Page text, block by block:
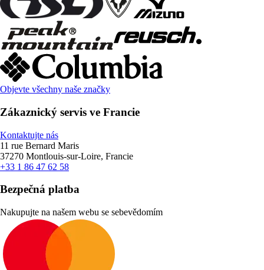
Objevte všechny naše značky
Zákaznický servis ve Francie
Kontaktujte nás
11 rue Bernard Maris
37270 Montlouis-sur-Loire, Francie
+33 1 86 47 62 58
Bezpečná platba
Nakupujte na našem webu se sebevědomím